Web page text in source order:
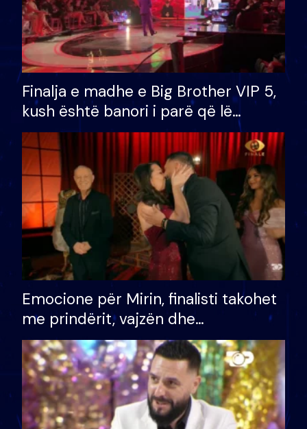
Finalja e madhe e Big Brother VIP 5,
kush është banori i parë që lë
shtëpinë dhe humb mundësinë për
të fituar çmimin e madh
Emocione për Mirin, finalisti takohet
me prindërit, vajzën dhe
bashkëshorten: S’kemi ndonjë letër
divorci apo jo?